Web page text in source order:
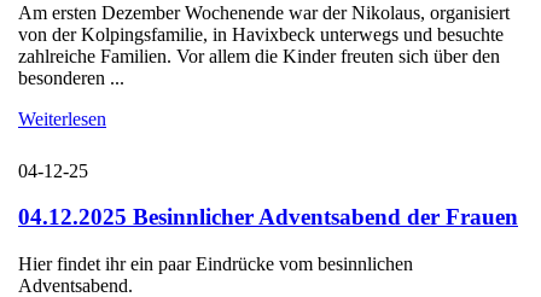
Am ersten Dezember Wochenende war der Nikolaus, organisiert
von der Kolpingsfamilie, in Havixbeck unterwegs und besuchte
zahlreiche Familien. Vor allem die Kinder freuten sich über den
besonderen ...
Weiterlesen
04-12-25
04.12.2025 Besinnlicher Adventsabend der Frauen
Hier findet ihr ein paar Eindrücke vom besinnlichen
Adventsabend.